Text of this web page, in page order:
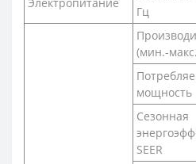
Гц
(мин.-
мощность
Сезонная
SEER